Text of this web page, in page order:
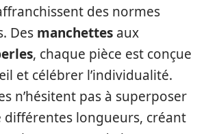
des normes
Des manchettes aux
, chaque pièce est conçue
et célébrer l’individualité.
n’hésitent pas à superposer
différentes longueurs, créant